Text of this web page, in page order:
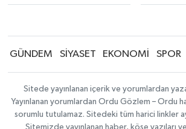
GÜNDEM SİYASET EKONOMİ SPOR
Sitede yayınlanan içerik ve yorumlardan
Yayınlanan yorumlardan Ordu Gözlem – Ordu
sorumlu tutulamaz. Sitedeki tüm harici linkler
Sitemizde yayınlanan haber, köşe yazıları